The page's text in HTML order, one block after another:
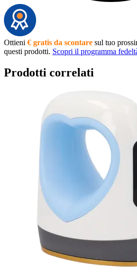
Ottieni € gratis da scontare sul tuo
questi prodotti. Scopri il programma
Prodotti correlati